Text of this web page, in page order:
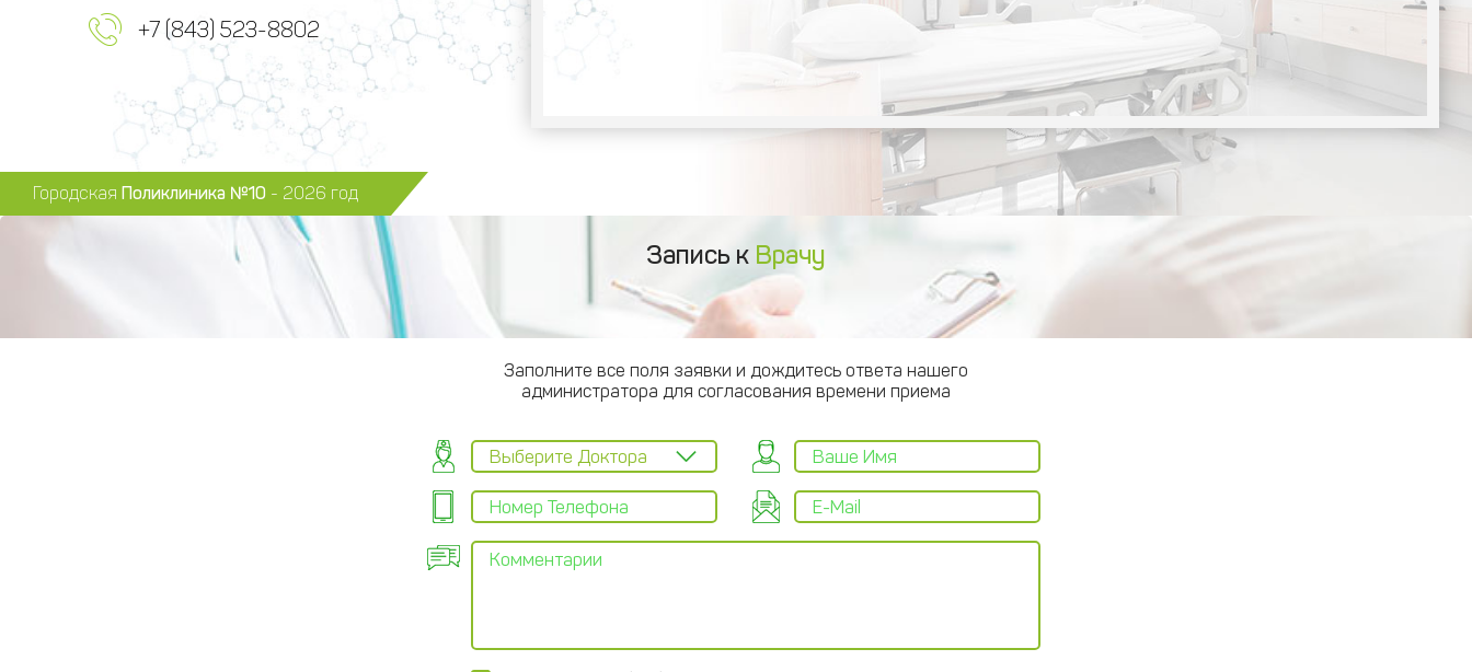
+7 (843) 523-8802
Городская Поликлиника №10 - 2026 год
Запись к Врачу
Заполните все поля заявки и дождитесь ответа нашего
администратора для согласования времени приема